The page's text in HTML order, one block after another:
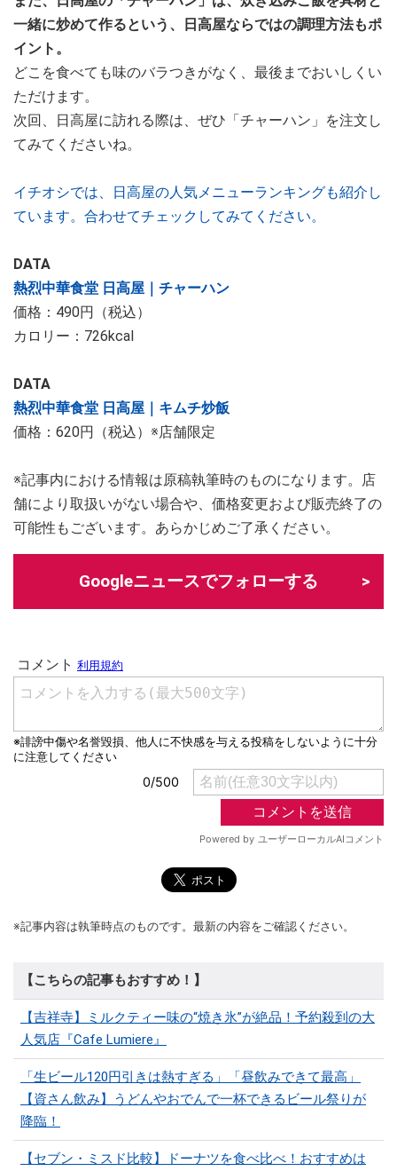
一緒に炒めて作るという、日高屋ならではの調理方法もポ
イント。
どこを食べても味のバラつきがなく、最後までおいしくい
ただけます。
次回、日高屋に訪れる際は、ぜひ「チャーハン」を注文し
てみてくださいね。
イチオシでは、日高屋の人気メニューランキングも紹介し
ています。合わせてチェックしてみてください。
DATA
熱烈中華食堂 日高屋｜チャーハン
価格：490円（税込）
カロリー：726kcal
DATA
熱烈中華食堂 日高屋｜キムチ炒飯
価格：620円（税込）※店舗限定
※記事内における情報は原稿執筆時のものになります。店
舗により取扱いがない場合や、価格変更および販売終了の
可能性もございます。あらかじめご了承ください。
Googleニュースでフォローする
※記事内容は執筆時点のものです。最新の内容をご確認ください。
【こちらの記事もおすすめ！】
【吉祥寺】ミルクティー味の“焼き氷”が絶品！予約殺到の大
人気店『Cafe Lumiere』
「生ビール120円引きは熱すぎる」「昼飲みできて最高」
【資さん飲み】うどんやおでんで一杯できるビール祭りが
降臨！
【セブン・ミスド比較】ドーナツを食べ比べ！おすすめは